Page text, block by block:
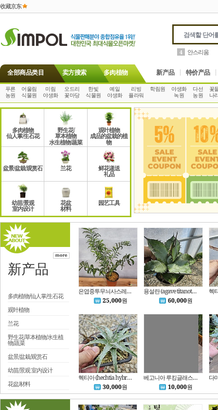
收藏京东
4 안스리움
全部商品类目 卖方搜索 多肉植物 新产品 特价产品
푸른
농원
어울림
식물원
미림
야생화
오드리
꽃마당
한빛
식물원
예일
야생화
리빙
플라워
학림원
야생화
녹원
다선
농원
꽃
나
多肉植物
仙人掌/生石花
野生花/
草本植物
水生植物/蔬菜
观叶植物
成品的盆栽的植
物
盆景/盆栽/观赏石 兰花 鲜花递送
礼品
幼苗/景观
室内设计
花盆
材料
园艺工具
新产品
多肉植物/仙人掌/生石花
观叶植物
兰花
野生花/草本植物/水生植
物/蔬菜
盆景/盆栽/观赏石
幼苗/景观 室内设计
花盆/材料
은엽중투무늬사스레피 260804
25,000원
용설란 (agave titanota hybrid) 아가베 티타노타 06-80
60,000원
헥티아 (hechtia hybrid) SP1 06-02
30,000원
베고니아 루킹글래스 동일식물
10,000원